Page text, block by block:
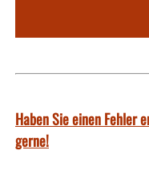
Haben Sie einen Fehler
gerne!